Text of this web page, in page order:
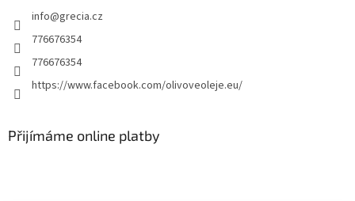
info@grecia.cz
776676354
776676354
https://www.facebook.com/olivoveoleje.eu/
Přijímáme online platby